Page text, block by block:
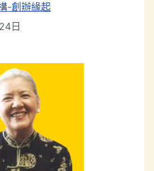
-創辦緣起
日